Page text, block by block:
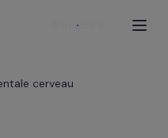
S'inscrire
cerveau